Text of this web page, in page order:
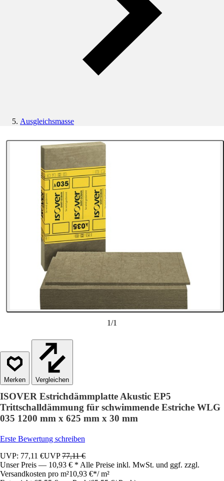
Ausgleichsmasse
1/1
Vergleichen
ISOVER Estrichdämmplatte Akustic EP5
Trittschalldämmung für schwimmende Estriche WLG
035 1200 mm x 625 mm x 30 mm
Erste Bewertung schreiben
UVP: 77,11 €UVP77,11 €
Unser Preis — 10,93 € * Alle Preise inkl. MwSt. und ggf. zzgl.
Versandkosten pro m²10,93 €*/ m²